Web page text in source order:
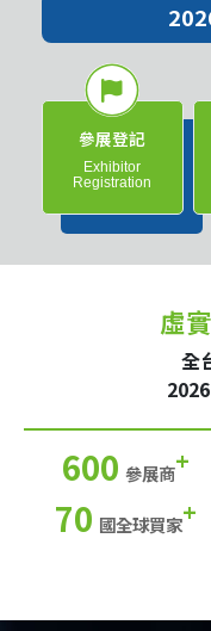
參展登記
Exhibitor
Registration
虛
全
600 參展商+
70 國全球買家+